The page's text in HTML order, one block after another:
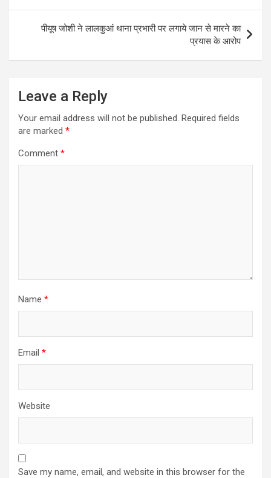
p
p
o
k
e
r
r
m
पीयूष जोशी ने लालकुआं थाना प्रभारी पर लगाये जान से मारने का
प्रयास के आरोप
Leave a Reply
Your email address will not be published. Required fields
are marked *
Comment *
Name *
Email *
Website
Save my name, email, and website in this browser for the